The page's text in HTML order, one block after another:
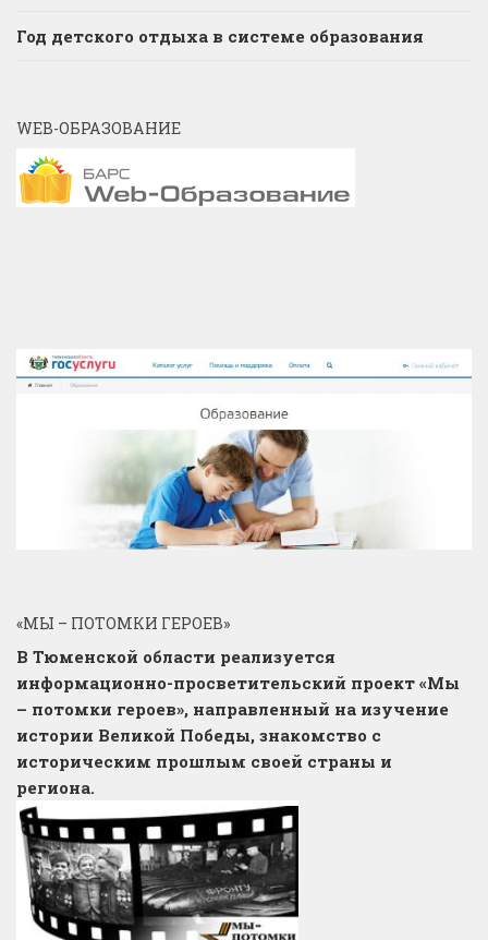
Год детского отдыха в системе образования
WEB-ОБРАЗОВАНИЕ
«МЫ – ПОТОМКИ ГЕРОЕВ»
В Тюменской области реализуется
информационно-просветительский проект «Мы
– потомки героев», направленный на изучение
истории Великой Победы, знакомство с
историческим прошлым своей страны и
региона.